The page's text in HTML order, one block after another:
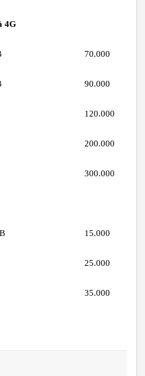
4G
70.000
90.000
120.000
200.000
300.000
15.000
25.000
35.000